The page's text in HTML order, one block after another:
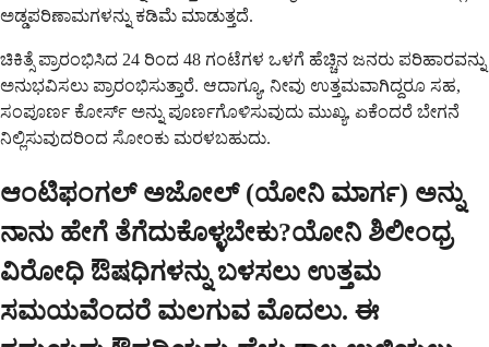
ಅಡ್ಡಪರಿಣಾಮಗಳನ್ನು ಕಡಿಮೆ ಮಾಡುತ್ತದೆ.
ಚಿಕಿತ್ಸೆ ಪ್ರಾರಂಭಿಸಿದ 24 ರಿಂದ 48 ಗಂಟೆಗಳ ಒಳಗೆ ಹೆಚ್ಚಿನ ಜನರು ಪರಿಹಾರವನ್ನು
ಅನುಭವಿಸಲು ಪ್ರಾರಂಭಿಸುತ್ತಾರೆ. ಆದಾಗ್ಯೂ, ನೀವು ಉತ್ತಮವಾಗಿದ್ದರೂ ಸಹ,
ಸಂಪೂರ್ಣ ಕೋರ್ಸ್ ಅನ್ನು ಪೂರ್ಣಗೊಳಿಸುವುದು ಮುಖ್ಯ, ಏಕೆಂದರೆ ಬೇಗನೆ
ನಿಲ್ಲಿಸುವುದರಿಂದ ಸೋಂಕು ಮರಳಬಹುದು.
ಆಂಟಿಫಂಗಲ್ ಅಜೋಲ್ (ಯೋನಿ ಮಾರ್ಗ) ಅನ್ನು
ನಾನು ಹೇಗೆ ತೆಗೆದುಕೊಳ್ಳಬೇಕು?ಯೋನಿ ಶಿಲೀಂಧ್ರ
ವಿರೋಧಿ ಔಷಧಿಗಳನ್ನು ಬಳಸಲು ಉತ್ತಮ
ಸಮಯವೆಂದರೆ ಮಲಗುವ ಮೊದಲು. ಈ